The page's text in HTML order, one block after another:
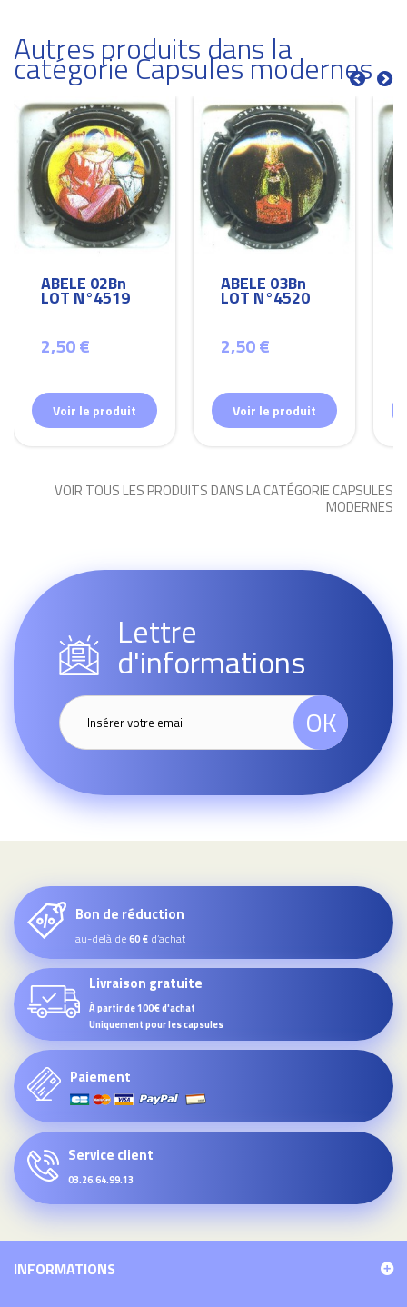
Autres produits dans la
catégorie Capsules modernes
ABELE 02Bn
LOT N°4519
2,50 €
Voir le produit
ABELE 03Bn
LOT N°4520
2,50 €
Voir le produit
VOIR TOUS LES PRODUITS DANS LA CATÉGORIE CAPSULES
MODERNES
Lettre
d'informations
OK
Bon de réduction
au-delà de60 € d’achat
Livraison gratuite
À partir de 100€ d'achat
Uniquement pour les capsules
Paiement
Service client
03.26.64.99.13
INFORMATIONS